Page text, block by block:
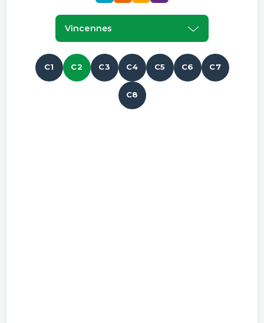
Vincennes
C1 C2 C3 C4 C5 C6 C7
C8